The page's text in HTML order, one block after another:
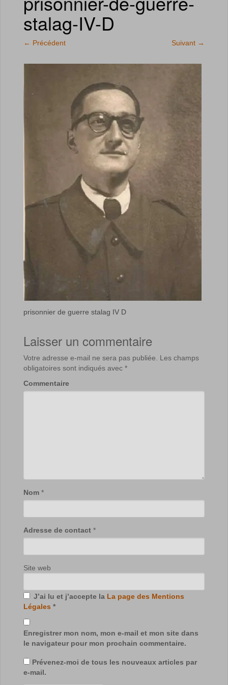
stalag-IV-D
← Précédent Suivant →
prisonnier de guerre stalag IV D
Laisser un commentaire
Votre adresse e-mail ne sera pas publiée.
Les champs
obligatoires sont indiqués avec *
Commentaire
Nom *
Adresse de contact *
Site web
J’ai lu et j’accepte la La page des Mentions
Légales *
Enregistrer mon nom, mon e-mail et mon site dans
le navigateur pour mon prochain commentaire.
Prévenez-moi de tous les nouveaux articles par
e-mail.